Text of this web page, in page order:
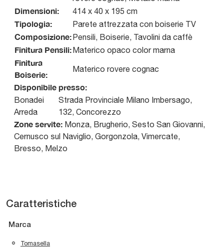
Dimensioni: 414 x 40 x 195 cm
Tipologia: Parete attrezzata con boiserie TV
Composizione:Pensili, Boiserie, Tavolini da caffè
Finitura Pensili:Materico opaco color marna
Finitura
Boiserie:
Materico rovere cognac
Disponibile presso:
Bonadei
Arreda
Strada Provinciale Milano Imbersago,
132, Concorezzo
Zone servite: Monza, Brugherio, Sesto San Giovanni,
Cernusco sul Naviglio, Gorgonzola, Vimercate,
Bresso, Melzo
Caratteristiche
Marca
Tomasella